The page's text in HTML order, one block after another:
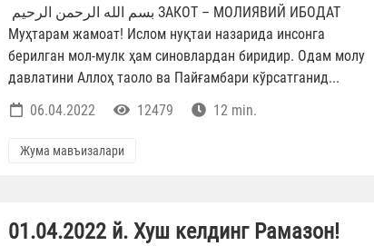
Муҳтарам жамоат! Ислом нуқтаи назарида инсонга
берилган мол-мулк ҳам синовлардан биридир. Одам молу
давлатини Аллоҳ таоло ва Пайғамбари кўрсатганид...
06.04.2022
12479 12 min.
Жума мавъизалари
01.04.2022 й. Хуш келдинг Рамазон!